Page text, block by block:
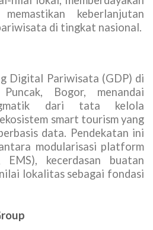
keberlanjutan
di tingkat nasional.
Digital Pariwisata (GDP) di
Bogor, menandai
dari tata kelola
smart tourism yang
data. Pendekatan ini
modularisasi platform
kecerdasan buatan
lokalitas sebagai fondasi